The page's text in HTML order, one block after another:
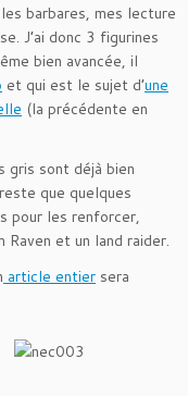
barbares, mes lecture
J’ai donc 3 figurines
bien avancée, il
et qui est le sujet d’une
(la précédente en
gris sont déjà bien
que quelques
pour les renforcer,
et un land raider.
article entier sera